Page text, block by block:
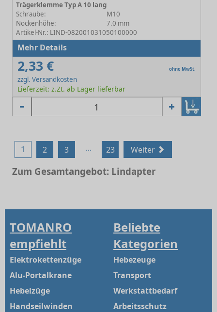
Trägerklemme Typ A 10 lang
Schraube:
M10
Nockenhöhe:
7.0 mm
Artikel-Nr.: LIND-082001031050100000
Mehr Details
2,33 € ohne MwSt.
zzgl. Versandkosten
Lieferzeit: z.Zt. ab Lager lieferbar
1 2 3 ... 23 Weiter
Zum Gesamtangebot: Lindapter
TOMANRO
empfiehlt
Elektrokettenzüge
Alu-Portalkrane
Hebelzüge
Handseilwinden
Beliebte
Kategorien
Hebezeuge
Transport
Werkstattbedarf
Arbeitsschutz